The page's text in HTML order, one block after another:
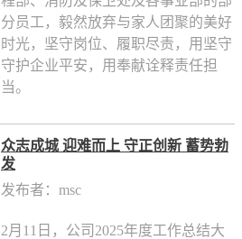
分员工，毅然放弃与家人团聚的美好
时光，坚守岗位、履职尽责，用坚守
守护企业平安，用奉献诠释责任担
当。
众志成城 迎难而上 守正创新 蓄势勃
发
发布者：msc
2月11日，公司2025年度工作总结大